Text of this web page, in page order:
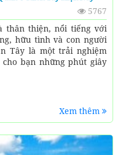
5767
thân thiện, nổi tiếng với
hữu tình và con người
Tây là một trải nghiệm
bạn những phút giây
Xem thêm